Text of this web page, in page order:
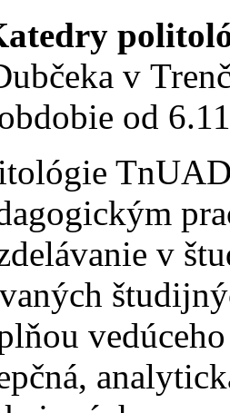
v
od
v